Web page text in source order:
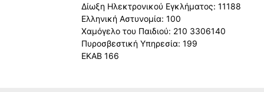
Δίωξη Ηλεκτρονικού Εγκλήματος: 11188
Ελληνική Αστυνομία: 100
Χαμόγελο του Παιδιού: 210 3306140
Πυροσβεστική Υπηρεσία: 199
ΕΚΑΒ 166